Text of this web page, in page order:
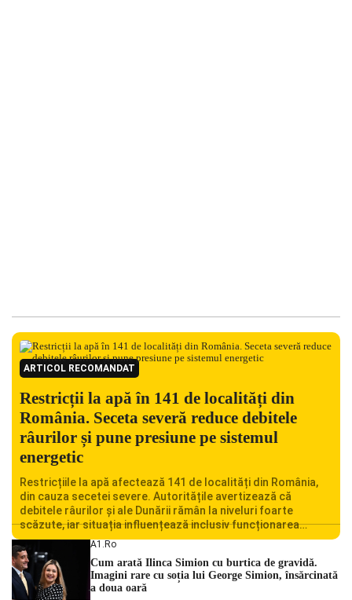
ARTICOL RECOMANDAT
Restricții la apă în 141 de localități din
România. Seceta severă reduce debitele
râurilor și pune presiune pe sistemul
energetic
Restricțiile la apă afectează 141 de localități din România,
din cauza secetei severe. Autoritățile avertizează că
debitele râurilor și ale Dunării rămân la niveluri foarte
scăzute, iar situația influențează inclusiv funcționarea
Centralei Nucleare de la Cernavodă. România se confruntă
cu una dintre cele mai dificile perioade din punct de vedere
hidrologic din ultimii ani. Lipsa […]
A1.ro
Cum arată Ilinca Simion cu burtica de gravidă.
Imagini rare cu soția lui George Simion, însărcinată
a doua oară